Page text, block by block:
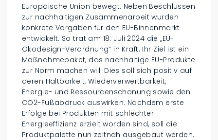
Europäische Union bewegt. Neben Beschlüssen
zur nachhaltigen Zusammenarbeit wurden
konkrete Vorgaben für den EU-Binnenmarkt
entwickelt. So trat am 18. Juli 2024 die „EU-
Ökodesign-Verordnung“ in Kraft. Ihr Ziel ist ein
Maßnahmepaket, das nachhaltige EU-Produkte
zur Norm machen will. Dies soll sich positiv auf
deren Haltbarkeit, Wiederverwertbarkeit,
Energie- und Ressourcenschonung sowie den
CO2-Fußabdruck auswirken. Nachdem erste
Erfolge bei Produkten mit schlechter
Energieeffizienz erzielt worden sind, soll die
Produktpalette nun zeitnah ausgebaut werden.